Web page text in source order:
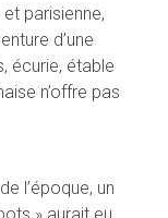
parisienne,
d’une
écurie, étable
n’offre pas
l’époque, un